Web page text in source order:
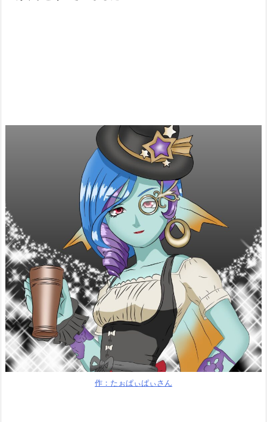
作：たぉぱぃぱぃさん